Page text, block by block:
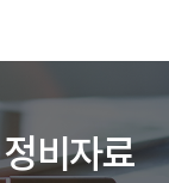
정비자료